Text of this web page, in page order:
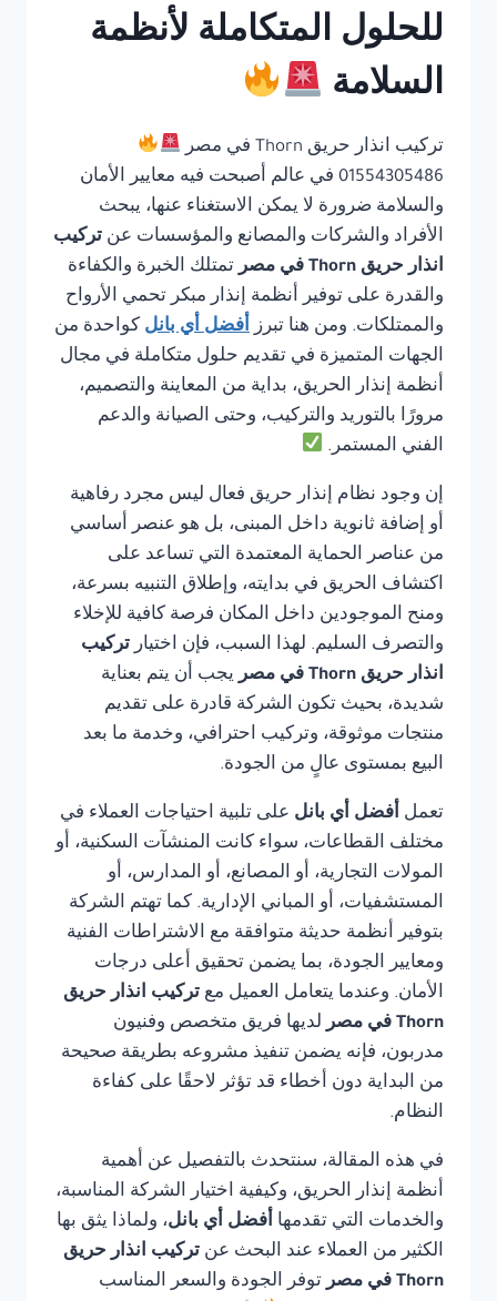
للحلول المتكاملة لأنظمة
السلامة
تركيب انذار حريق Thorn في مصر
01554305486 في عالم أصبحت فيه معايير الأمان
والسلامة ضرورة لا يمكن الاستغناء عنها، يبحث
الأفراد والشركات والمصانع والمؤسسات عن تركيب
انذار حريق Thorn في مصر
تمتلك الخبرة والكفاءة
والقدرة على توفير أنظمة إنذار مبكر تحمي الأرواح
والممتلكات. ومن هنا تبرز أفضل أي بانل كواحدة من
الجهات المتميزة في تقديم حلول متكاملة في مجال
أنظمة إنذار الحريق، بداية من المعاينة والتصميم،
مرورًا بالتوريد والتركيب، وحتى الصيانة والدعم
الفني المستمر.
إن وجود نظام إنذار حريق فعال ليس مجرد رفاهية
أو إضافة ثانوية داخل المبنى، بل هو عنصر أساسي
من عناصر الحماية المعتمدة التي تساعد على
اكتشاف الحريق في بدايته، وإطلاق التنبيه بسرعة،
ومنح الموجودين داخل المكان فرصة كافية للإخلاء
والتصرف السليم. لهذا السبب، فإن اختيار تركيب
انذار حريق Thorn في مصر
يجب أن يتم بعناية
شديدة، بحيث تكون الشركة قادرة على تقديم
منتجات موثوقة، وتركيب احترافي، وخدمة ما بعد
البيع بمستوى عالٍ من الجودة.
تعمل أفضل أي بانل على تلبية احتياجات العملاء في
مختلف القطاعات، سواء كانت المنشآت السكنية، أو
المولات التجارية، أو المصانع، أو المدارس، أو
المستشفيات، أو المباني الإدارية. كما تهتم الشركة
بتوفير أنظمة حديثة متوافقة مع الاشتراطات الفنية
ومعايير الجودة، بما يضمن تحقيق أعلى درجات
الأمان. وعندما يتعامل العميل مع تركيب انذار حريق
Thorn في مصر
لديها فريق متخصص وفنيون
مدربون، فإنه يضمن تنفيذ مشروعه بطريقة صحيحة
من البداية دون أخطاء قد تؤثر لاحقًا على كفاءة
النظام.
في هذه المقالة، سنتحدث بالتفصيل عن أهمية
أنظمة إنذار الحريق، وكيفية اختيار الشركة المناسبة،
والخدمات التي تقدمها أفضل أي بانل، ولماذا يثق بها
الكثير من العملاء عند البحث عن تركيب انذار حريق
Thorn في مصر
توفر الجودة والسعر المناسب